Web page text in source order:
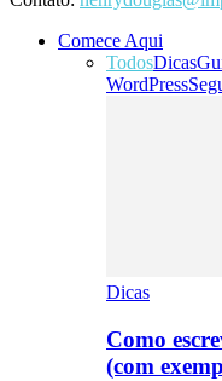
Comece Aqui
TodosDicas
WordPress
Dicas
Como
(com